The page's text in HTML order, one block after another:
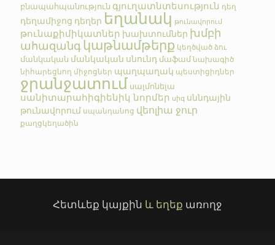
բնապահպանություն գյուղատնտեսություն դեղ
դեղամիջոց դեղեր եղանակ թունավորում
թունաքիմիկատներ խախտումներ խմբի
ահազանգկաթնամթերք կեղծված ձու
մանկական մանկական սնունդ մաֆամ նախագիծ
նիհարեցնող միջոցներ պաղպաղակ պեստիցիդներ
ջրանջատում սալմոնելա
սանիտարահիգիենիկ նորմեր սիգ սննդային
թունավորում սպանդանոց վեոլիա ջուր
քաղցկեղածին
Հետևեք կայքին և եղեք առողջ